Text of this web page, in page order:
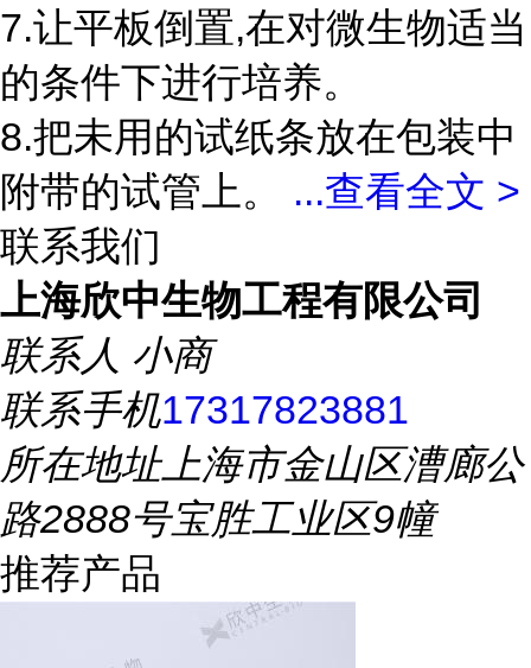
7.让平板倒置,在对微生物适当
的条件下进行培养。
8.把未用的试纸条放在包装中
附带的试管上。 ...查看全文 >
联系我们
上海欣中生物工程有限公司
联系人 小商
联系手机17317823881
所在地址上海市金山区漕廊公
路2888号宝胜工业区9幢
推荐产品